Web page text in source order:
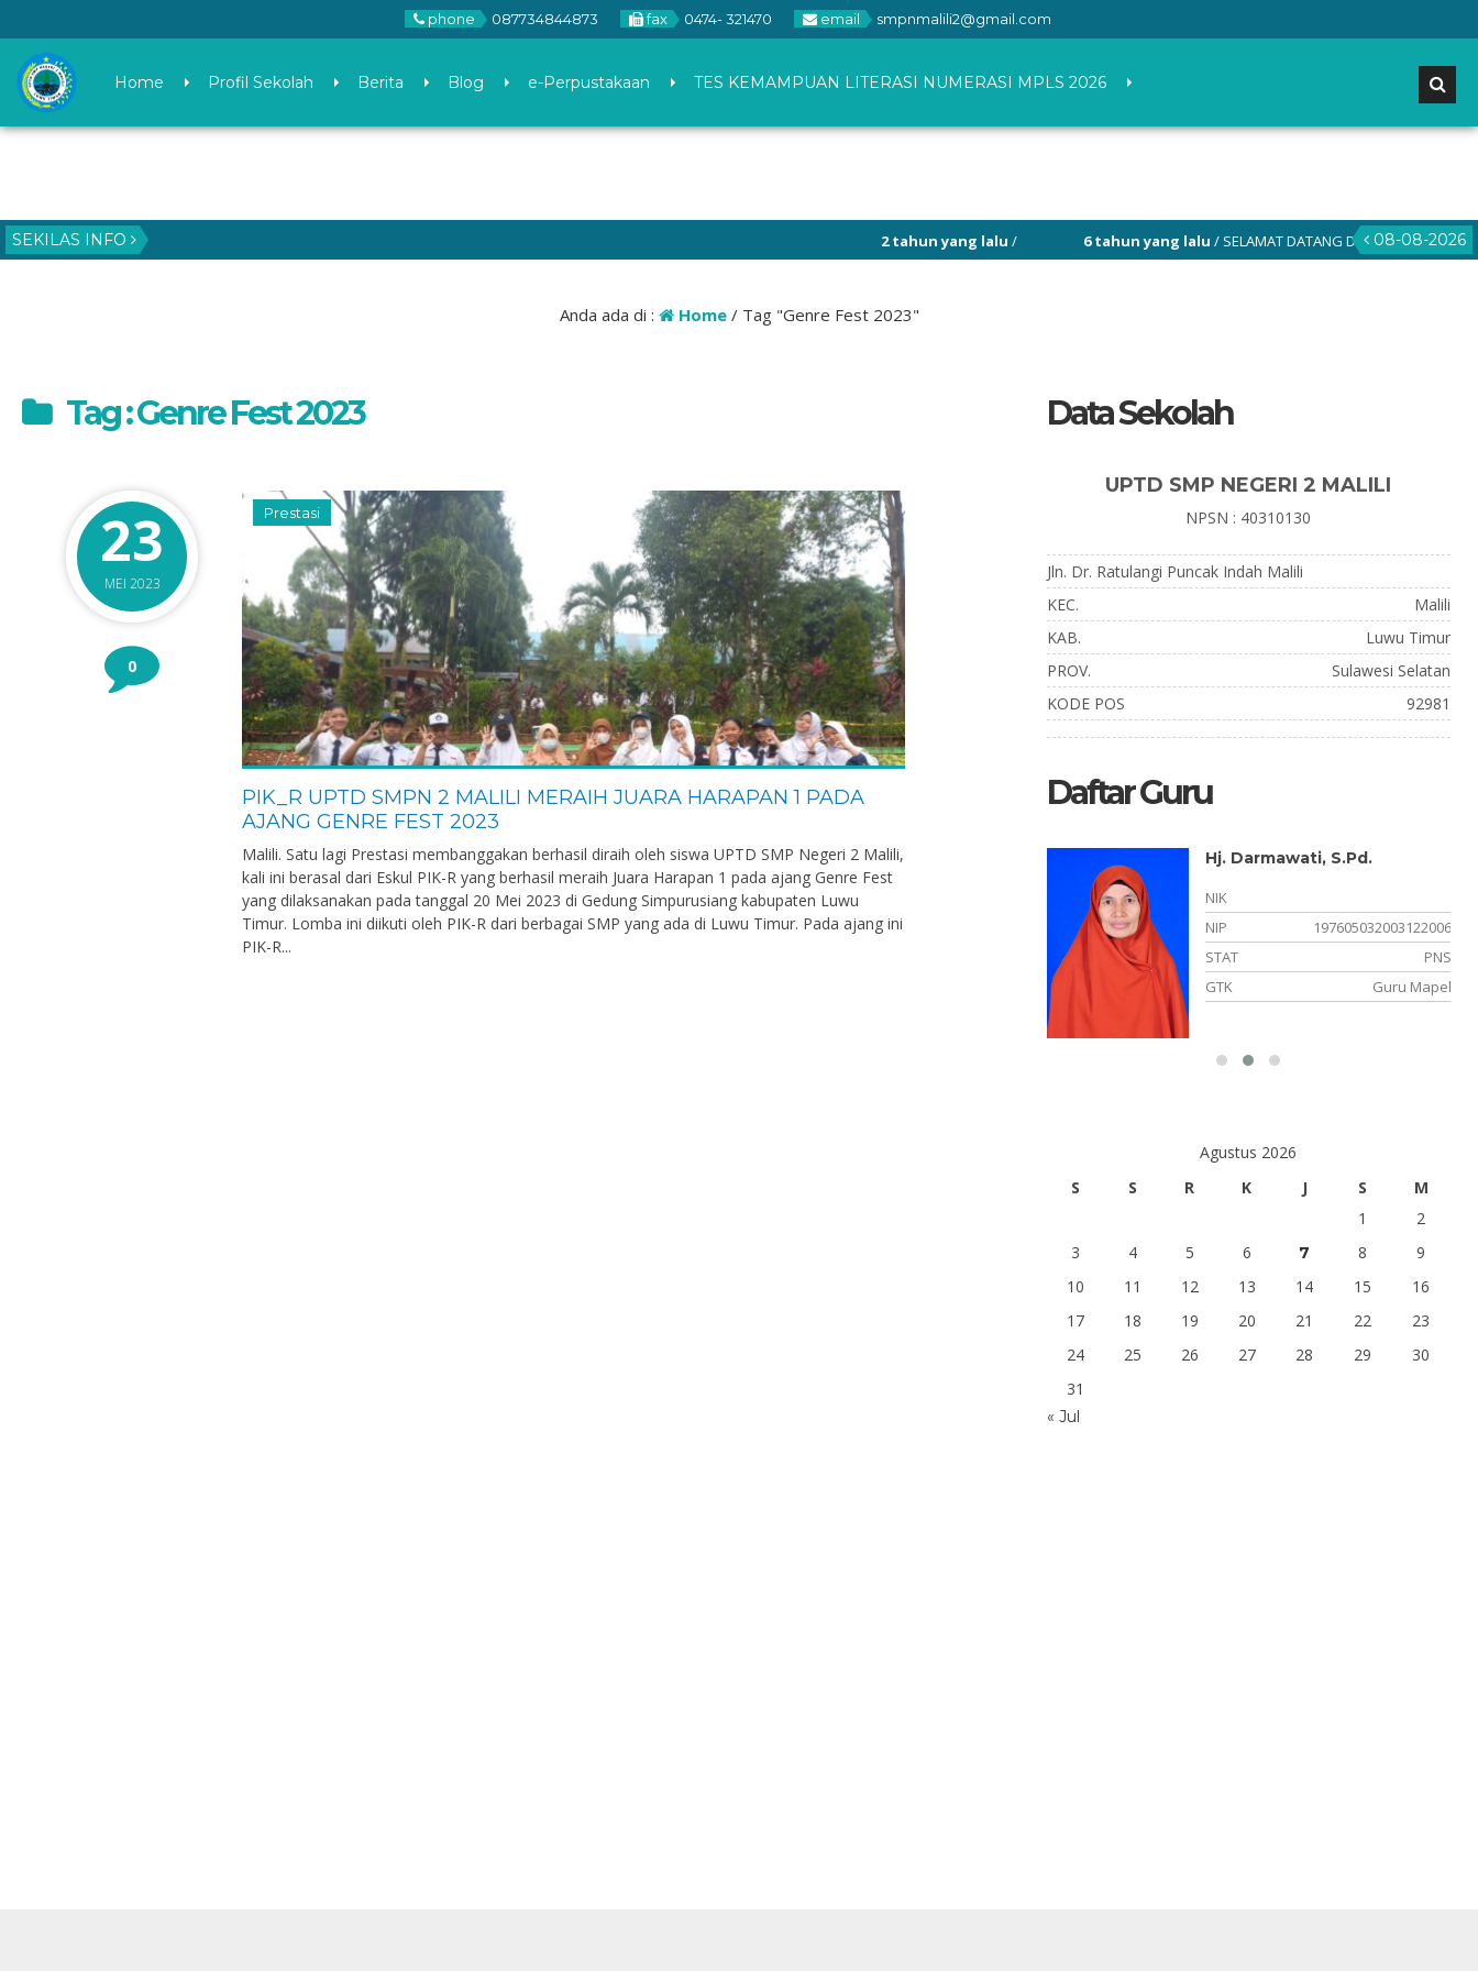
phone 087734844873 fax 0474- 321470 email smpnmalili2@gmail.com
Home Profil Sekolah Berita Blog e-Perpustakaan TES KEMAMPUAN LITERASI NUMERASI MPLS 2026
SEKILAS INFO 08-08-2026
2 tahun yang lalu/ 6 tahun yang lalu/ SELAMAT DATANG DI WEBSITE RESMI SMP
Anda ada di : Home/ Tag "Genre Fest 2023"
Tag : Genre Fest 2023
23
MEI 2023
0
Prestasi
PIK_R UPTD SMPN 2 MALILI MERAIH JUARA HARAPAN 1 PADA
AJANG GENRE FEST 2023
Malili. Satu lagi Prestasi membanggakan berhasil diraih oleh siswa UPTD SMP Negeri 2 Malili,
kali ini berasal dari Eskul PIK-R yang berhasil meraih Juara Harapan 1 pada ajang Genre Fest
yang dilaksanakan pada tanggal 20 Mei 2023 di Gedung Simpurusiang kabupaten Luwu
Timur. Lomba ini diikuti oleh PIK-R dari berbagai SMP yang ada di Luwu Timur. Pada ajang ini
PIK-R...
Data Sekolah
UPTD SMP NEGERI 2 MALILI
NPSN : 40310130
Jln. Dr. Ratulangi Puncak Indah Malili
KEC.
Malili
KAB.
Luwu Timur
PROV.
Sulawesi Selatan
KODE POS
92981
Daftar Guru
Nurcholis, S.Pd.I.,Gr.
NIK
NIP
Ahmad Rafiq, S.Pd
NIK
NIP
197806152005021007
Hj. Darmawati, S.Pd.
NIK
NIP
197605032003122006
STAT
PNS
GTK
Guru Mapel
Agustus 2026
S
S R K J S
M
1
2
3
4 5 6 7 8
9
10
11 12 13 14 15
16
17
18 19 20 21 22
23
24
25 26 27 28 29
30
31
« Jul